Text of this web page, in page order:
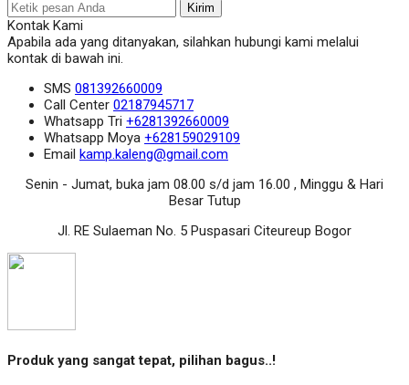
Kirim
Kontak Kami
Apabila ada yang ditanyakan, silahkan hubungi kami melalui
kontak di bawah ini.
SMS 081392660009
Call Center 02187945717
Whatsapp Tri +6281392660009
Whatsapp Moya +628159029109
Email kamp.kaleng@gmail.com
Senin - Jumat, buka jam 08.00 s/d jam 16.00 , Minggu & Hari
Besar Tutup
Jl. RE Sulaeman No. 5 Puspasari Citeureup Bogor
Produk yang sangat tepat, pilihan bagus..!